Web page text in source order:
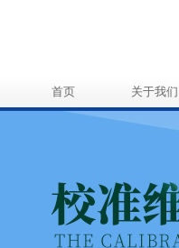
首页 关于我们